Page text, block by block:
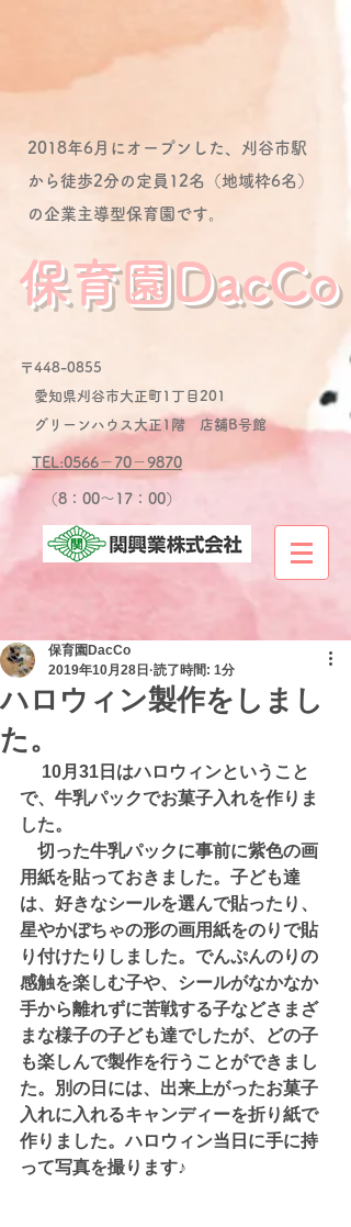
2018年6月にオープンした、刈谷市駅
から徒歩2分の定員12名（地域枠6名）
の企業主導型保育園です。
保育園DacCo
〒448-0855
愛知県刈谷市大正町1丁目201
グリーンハウス大正1階 店舗B号館
TEL:0566－70－9870
​（8：00～17：00）
ハロウィン製作をしまし
た。
保育園DacCo
2019年10月28日 読了時間: 1分
10月31日はハロウィンということ
で、牛乳パックでお菓子入れを作りま
した。
切った牛乳パックに事前に紫色の画
用紙を貼っておきました。子ども達
は、好きなシールを選んで貼ったり、
星やかぼちゃの形の画用紙をのりで貼
り付けたりしました。でんぷんのりの
感触を楽しむ子や、シールがなかなか
手から離れずに苦戦する子などさまざ
まな様子の子ども達でしたが、どの子
も楽しんで製作を行うことができまし
た。別の日には、出来上がったお菓子
入れに入れるキャンディーを折り紙で
作りました。ハロウィン当日に手に持
って写真を撮ります♪